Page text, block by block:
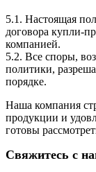
5.1. Настоящая
договора купли-
компанией.
5.2. Все споры,
политики,
порядке.
Наша компания
продукции и
готовы
Свяжитесь с